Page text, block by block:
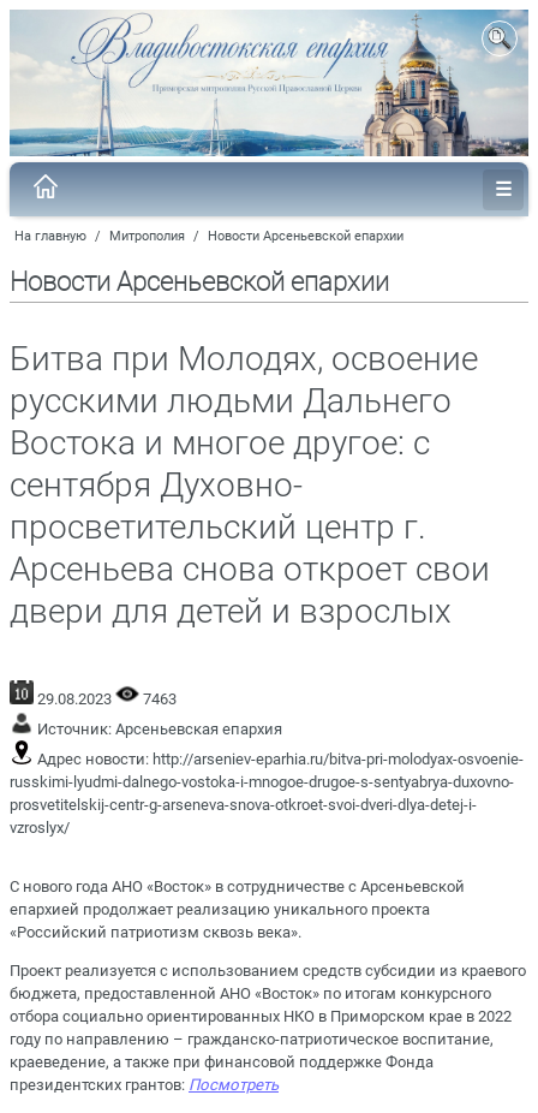
На главную / Митрополия / Новости Арсеньевской епархии
Новости Арсеньевской епархии
Битва при Молодях, освоение
русскими людьми Дальнего
Востока и многое другое: с
сентября Духовно-
просветительский центр г.
Арсеньева снова откроет свои
двери для детей и взрослых
29.08.2023
7463
Источник: Арсеньевская епархия
Адрес новости: http://arseniev-eparhia.ru/bitva-pri-molodyax-osvoenie-
russkimi-lyudmi-dalnego-vostoka-i-mnogoe-drugoe-s-sentyabrya-duxovno-
prosvetitelskij-centr-g-arseneva-snova-otkroet-svoi-dveri-dlya-detej-i-
vzroslyx/
С нового года АНО «Восток» в сотрудничестве с Арсеньевской
епархией продолжает реализацию уникального проекта
«Российский патриотизм сквозь века».
Проект реализуется с использованием средств субсидии из краевого
бюджета, предоставленной АНО «Восток» по итогам конкурсного
отбора социально ориентированных НКО в Приморском крае в 2022
году по направлению – гражданско-патриотическое воспитание,
краеведение, а также при финансовой поддержке Фонда
президентских грантов: Посмотреть